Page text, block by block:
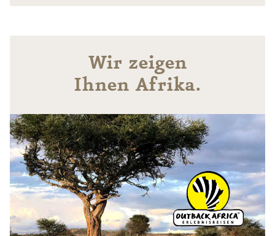
Wir zeigen
Ihnen Afrika.